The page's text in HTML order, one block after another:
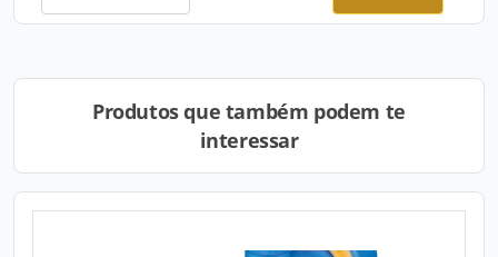
Produtos que também podem te
interessar